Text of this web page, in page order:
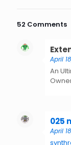
52 Comments
April
An
025
April